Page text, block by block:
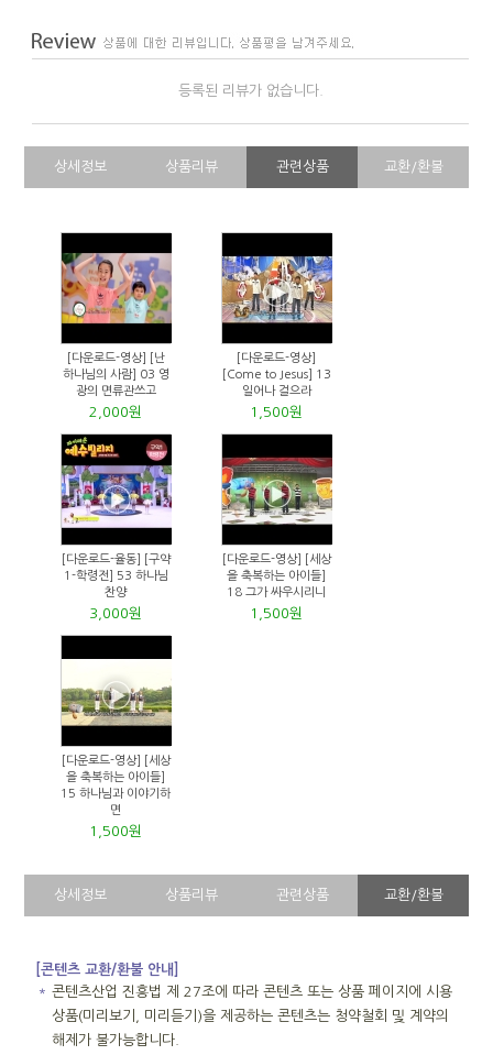
등록된 리뷰가 없습니다.
상세정보 상품리뷰 관련상품 교환/환불
[다운로드-영상] [난
하나님의 사람] 03 영
광의 면류관쓰고
2,000원
[다운로드-영상]
[Come to Jesus] 13
일어나 걸으라
1,500원
[다운로드-율동] [구약
1-학령전] 53 하나님
찬양
3,000원
[다운로드-영상] [세상
을 축복하는 아이들]
18 그가 싸우시리니
1,500원
[다운로드-영상] [세상
을 축복하는 아이들]
15 하나님과 이야기하
면
1,500원
상세정보 상품리뷰 관련상품 교환/환불
[콘텐츠 교환/환불 안내]
＊ 콘텐츠산업 진흥법 제 27조에 따라 콘텐츠 또는 상품 페이지에 시용
상품(미리보기, 미리듣기)을 제공하는 콘텐츠는 청약철회 및 계약의
해제가 불가능합니다.